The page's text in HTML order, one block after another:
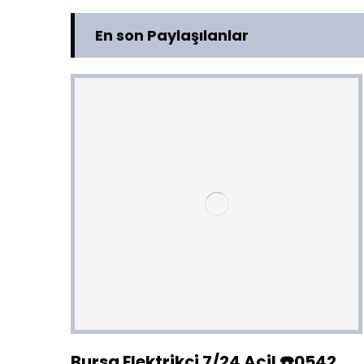
En son Paylaşılanlar